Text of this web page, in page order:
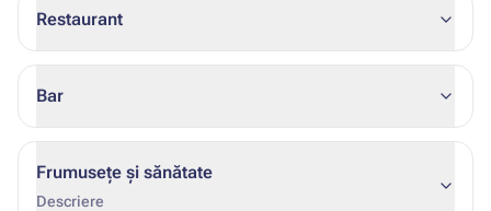
Restaurant
Bar
Frumusețe și sănătate
Descriere